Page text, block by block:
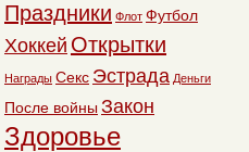
Праздники Флот Футбол
Хоккей Открытки
Награды Секс Эстрада Деньги
После войны Закон
Здоровье